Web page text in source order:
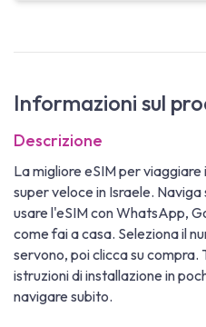
Informazioni sul
Descrizione
La migliore eSIM per
super veloce in Israele.
usare l'eSIM con WhatsApp,
come fai a casa. Seleziona il
servono, poi clicca su compra.
istruzioni di installazione in
navigare subito.